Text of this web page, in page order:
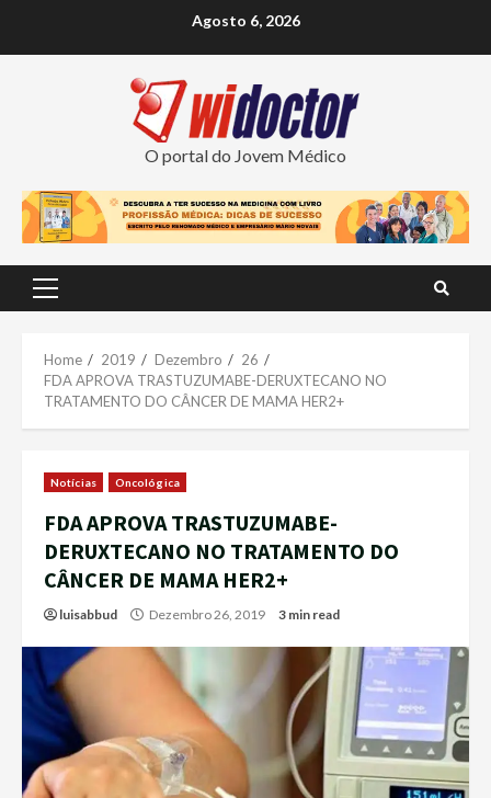
Agosto 6, 2026
O portal do Jovem Médico
Primary
Home 2019 Dezembro
26
FDA APROVA TRASTUZUMABE-DERUXTECANO NO
TRATAMENTO DO CÂNCER DE MAMA HER2+
Notícias Oncológica
FDA APROVA TRASTUZUMABE-
DERUXTECANO NO TRATAMENTO DO
CÂNCER DE MAMA HER2+
luisabbud Dezembro 26, 2019 3 min read